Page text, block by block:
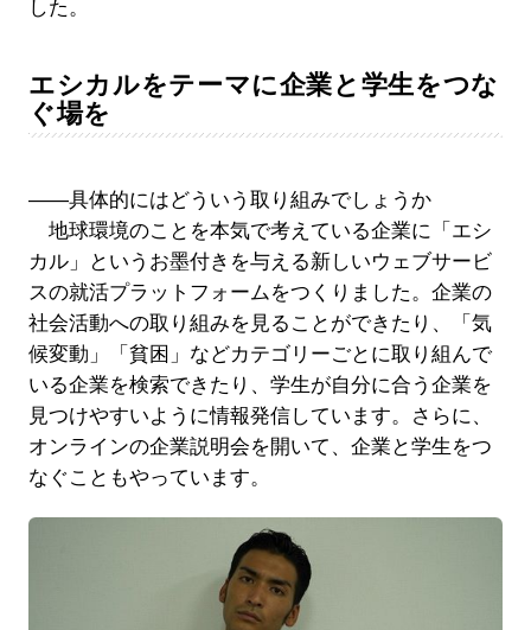
した。
エシカルをテーマに企業と学生をつな
ぐ場を
――具体的にはどういう取り組みでしょうか
地球環境のことを本気で考えている企業に「エシ
カル」というお墨付きを与える新しいウェブサービ
スの就活プラットフォームをつくりました。企業の
社会活動への取り組みを見ることができたり、「気
候変動」「貧困」などカテゴリーごとに取り組んで
いる企業を検索できたり、学生が自分に合う企業を
見つけやすいように情報発信しています。さらに、
オンラインの企業説明会を開いて、企業と学生をつ
なぐこともやっています。